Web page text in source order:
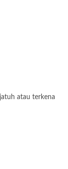
atau terkena